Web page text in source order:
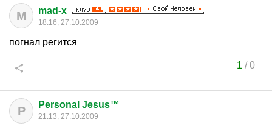
M mad-x
18:16, 27.10.2009
погнал регится
1 /0
P Personal Jesus™
21:13, 27.10.2009